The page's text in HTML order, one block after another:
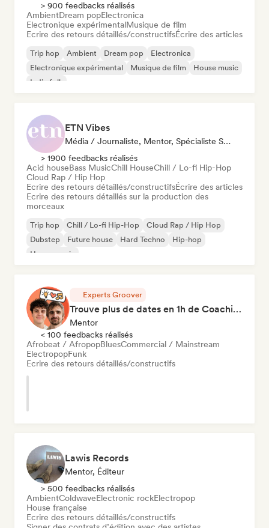
> 900 feedbacks réalisés
AmbientDream popElectronica
Electronique expérimentalMusique de film
Ecrire des retours détaillés/constructifsÉcrire des articles
Trip hop Ambient Dream pop
Electronica
Electronique expérimental
Musique de film
House music
Indie folk
ETN Vibes
Média / Journaliste, Mentor, Spécialiste Son
> 1900 feedbacks réalisés
Acid houseBass MusicChill HouseChill / Lo-fi Hip-Hop
Cloud Rap / Hip Hop
Ecrire des retours détaillés/constructifsÉcrire des articles
Ecrire des retours détaillés sur la production des
morceaux
Trip hop Chill / Lo-fi Hip-Hop
Cloud Rap / Hip Hop
Dubstep
Future house Hard Techno
Hip-hop
House music
Experts Groover
Trouve plus de dates en 1h de Coaching
Mentor
< 100 feedbacks réalisés
Afrobeat / AfropopBluesCommercial / Mainstream
ElectropopFunk
Ecrire des retours détaillés/constructifs
Lawis Records
Mentor, Éditeur
> 500 feedbacks réalisés
AmbientColdwaveElectronic rockElectropop
House française
Ecrire des retours détaillés/constructifs